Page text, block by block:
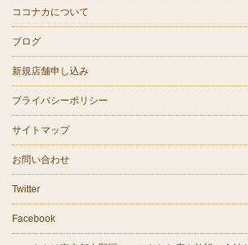
ココナカについて
ブログ
新規店舗申し込み
プライバシーポリシー
サイトマップ
お問い合わせ
Twitter
Facebook